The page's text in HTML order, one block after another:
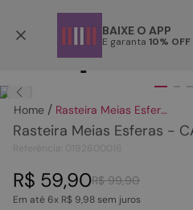
BAIXE O APP
E garanta 10% OFF
Rasteira Meias Esferas - CARAMELO
Rasteira Meias Esferas -
R$ 99,90
R$ 59,90
Em até6x R$ 9,98sem juros
1º
2º
tenis
4º
sandalia
5º
rasteira